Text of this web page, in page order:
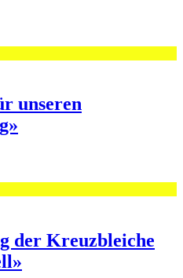
unseren
der Kreuzbleiche